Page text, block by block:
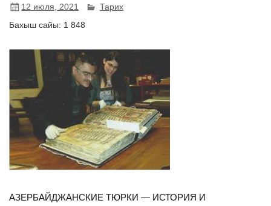
12 июля, 2021 Тарих
Бахыш сайы: 1 848
АЗЕРБАЙДЖАНСКИЕ ТЮРКИ — ИСТОРИЯ И